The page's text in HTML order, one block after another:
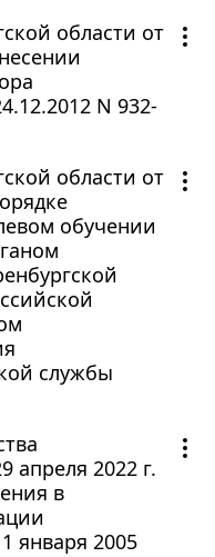
области от
N 932-
области от
обучении
службы
апреля 2022 г.
в
января 2005